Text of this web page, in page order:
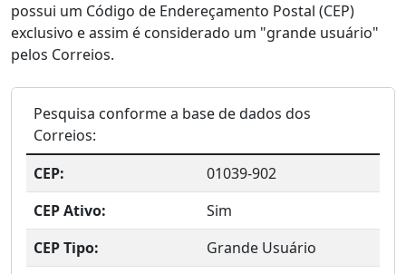
possui um Código de Endereçamento Postal (CEP)
exclusivo e assim é considerado um "grande usuário"
pelos Correios.
Pesquisa conforme a base de dados dos
Correios:
CEP:
01039-902
CEP Ativo:
Sim
CEP Tipo:
Grande Usuário